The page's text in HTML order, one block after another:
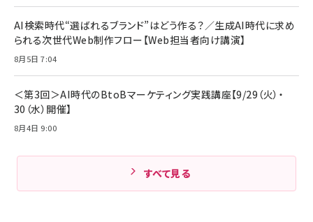
Amazonランキングをもっと見る
ケーブル Anker絡まないケーブル 240W 結束バン
ド付き USB PD対応 シリコン素材採用 iPhone
17 / 16 / 15 / Galaxy iPad Pro MacBook
Pro/Air 各種対応 (1.8m ミッドナイトブラック)
￥1,890
￥4,857
AI検索時代“選ばれるブランド”はどう作る？／生成AI時代に求め
られる次世代Web制作フロー【Web担当者向け講演】
8月5日 7:04
＜第3回＞AI時代のBtoBマーケティング実践講座【9/29（火）・
30（水）開催】
8月4日 9:00
すべて見る